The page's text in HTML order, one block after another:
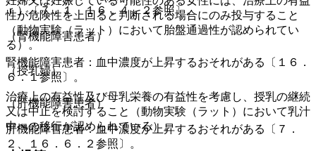
性が危険性を上回ると判断される場合にのみ投与すること
（動物実験（ラット）において胎盤通過性が認められてい
る）。
（授乳婦）
治療上の有益性及び母乳栄養の有益性を考慮し、授乳の継続
又は中止を検討すること（動物実験（ラット）において乳汁
中への移行が認められている）。
ｒ）〔７．１、１６．４．２参照〕。
（腎機能障害患者）
腎機能障害患者：血中濃度が上昇するおそれがある〔１６．
６．１参照〕。
（肝機能障害患者）
肝機能障害患者：血中濃度が上昇するおそれがある〔７．
２、１６．６．２参照〕。